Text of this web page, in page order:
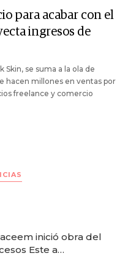
para acabar con el
ingresos de
se suma a la ola de
hacen millones en ventas por
freelance y comercio
inició obra del
Este a